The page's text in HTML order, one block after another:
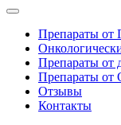
Препараты от
Препараты от
Препараты
Отзывы
Контакты